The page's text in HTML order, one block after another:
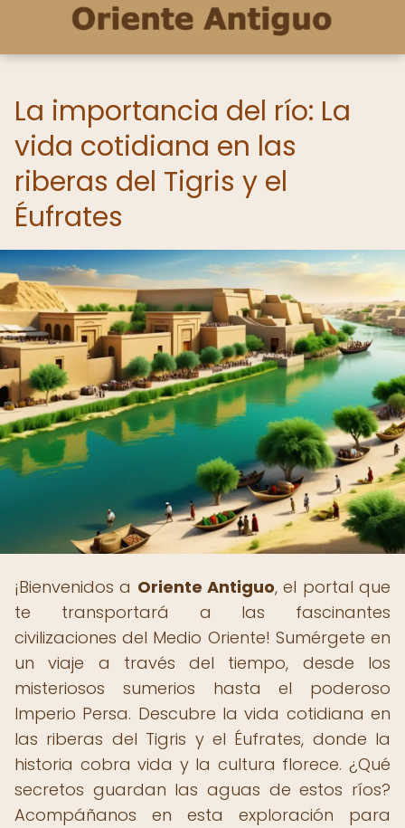
La importancia del río: La
vida cotidiana en las
riberas del Tigris y el
Éufrates
¡Bienvenidos a Oriente Antiguo, el portal que
te transportará a las fascinantes
civilizaciones del Medio Oriente! Sumérgete en
un viaje a través del tiempo, desde los
misteriosos sumerios hasta el poderoso
Imperio Persa. Descubre la vida cotidiana en
las riberas del Tigris y el Éufrates, donde la
historia cobra vida y la cultura florece. ¿Qué
secretos guardan las aguas de estos ríos?
Acompáñanos en esta exploración para